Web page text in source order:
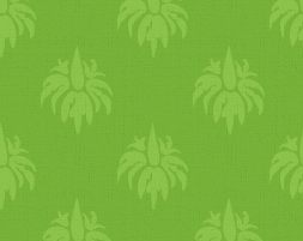
együtt, majd
A masszát
hozzákeverjük